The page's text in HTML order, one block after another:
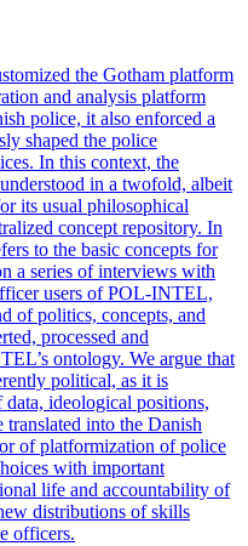
the Gotham platform
and analysis platform
police, it also enforced a
shaped the police
In this context, the
in a twofold, albeit
its usual philosophical
concept repository. In
to the basic concepts for
a series of interviews with
users of POL-INTEL,
of politics, concepts, and
processed and
ontology. We argue that
political, as it is
data, ideological positions,
translated into the Danish
of platformization of police
with important
life and accountability of
distributions of skills
officers.